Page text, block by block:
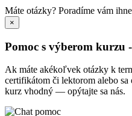
Máte otázky? Poradíme vám
×
Pomoc s výberom kurzu
Ak máte akékoľvek otázky k
certifikátom či lektorom alebo
kurz vhodný — opýtajte sa nás.